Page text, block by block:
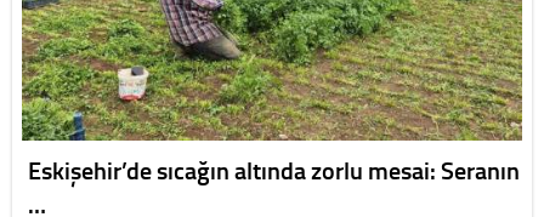
Eskişehir’de sıcağın altında zorlu mesai: Seranın
…